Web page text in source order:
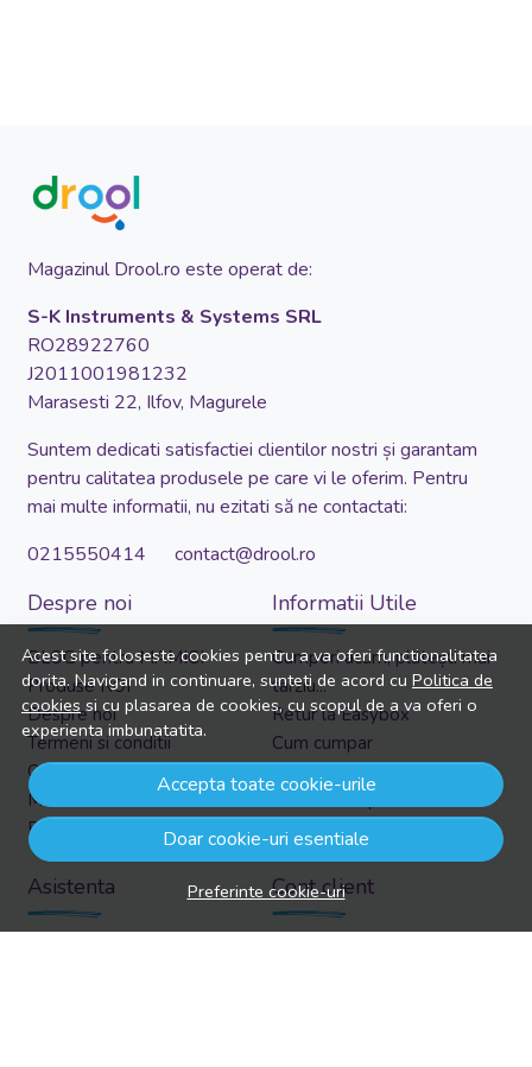
Acest site foloseste cookies pentru a va oferi functionalitatea
dorita. Navigand in continuare, sunteti de acord cu Politica de
cookiessi cu plasarea de cookies, cu scopul de a va oferi o
experienta imbunatatita.
Accepta toate cookie-urile
Doar cookie-uri esentiale
Preferinte cookie-uri
Magazinul Drool.ro este operat de:
S-K Instruments & Systems SRL
RO28922760
J2011001981232
Marasesti 22, Ilfov, Magurele
Suntem dedicati satisfactiei clientilor nostri și garantam
pentru calitatea produsele pe care vi le oferim. Pentru
mai multe informatii, nu ezitati să ne contactati:
0215550414 contact@drool.ro
Despre noi
BLOG pentru MAMICI
Produse NOI
Despre noi
Termeni si conditii
Confidentialitate
Marturiile clientilor
Politica de Cookies
Informatii Utile
Cumperi acum, plătești mai
târziu...
Retur la Easybox
Cum cumpar
Cosul meu
Transport si retururi
Asistenta Cont client